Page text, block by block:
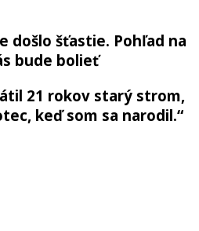
došlo šťastie. Pohľad na
bude bolieť
21 rokov starý strom,
keď som sa narodil.“